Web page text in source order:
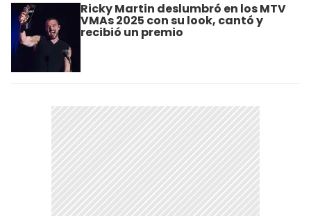
Ricky Martin deslumbró en los MTV
VMAs 2025 con su look, cantó y
recibió un premio